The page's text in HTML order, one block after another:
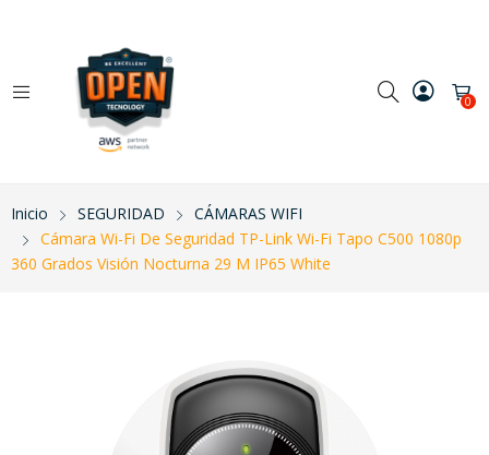
0
Inicio SEGURIDAD
CÁMARAS WIFI
Cámara Wi-Fi De Seguridad TP-Link Wi-Fi Tapo C500 1080p
360 Grados Visión Nocturna 29 M IP65 White